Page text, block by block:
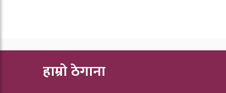
हाम्रो ठेगाना